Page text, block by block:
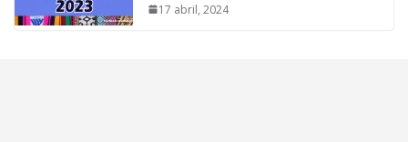
17 abril, 2024